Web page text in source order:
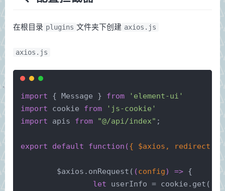
在根目录 plugins 文件夹下创建 axios.js
axios.js
import { Message } from
'element-ui'
import cookie from
'js-cookie'
import apis from "@/api/index" ;
export default function ({ $axios, redirect
	$axios.onRequest(
(config) => {
let userInfo = cookie.get(